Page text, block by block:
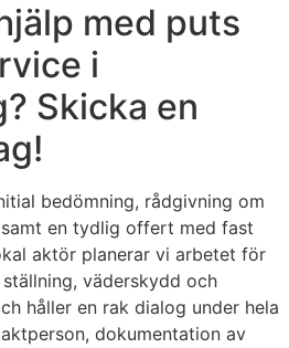
med puts
i
Skicka en
bedömning, rådgivning om
en tydlig offert med fast
aktör planerar vi arbetet för
väderskydd och
håller en rak dialog under hela
dokumentation av